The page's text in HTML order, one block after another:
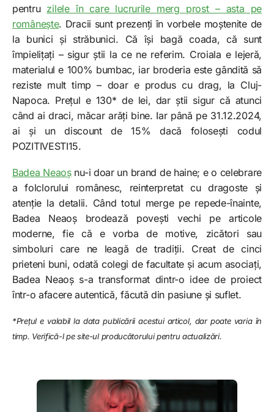
pentru zilele în care lucrurile merg prost – asta pe
românește. Dracii sunt prezenți în vorbele moștenite de
la bunici și străbunici. Că își bagă coada, că sunt
împielițați – sigur știi la ce ne referim. Croiala e lejeră,
materialul e 100% bumbac, iar broderia este gândită să
reziste mult timp – doar e produs cu drag, la Cluj-
Napoca. Prețul e 130* de lei, dar știi sigur că atunci
când ai draci, măcar arăți bine. Iar până pe 31.12.2024,
ai și un discount de 15% dacă folosești codul
POZITIVESTI15.
Badea Neaoșnu-i doar un brand de haine; e o celebrare
a folclorului românesc, reinterpretat cu dragoste și
atenție la detalii. Când totul merge pe repede-înainte,
Badea Neaoș brodează povești vechi pe articole
moderne, fie că e vorba de motive, zicători sau
simboluri care ne leagă de tradiții. Creat de cinci
prieteni buni, odată colegi de facultate și acum asociați,
Badea Neaoș s-a transformat dintr-o idee de proiect
într-o afacere autentică, făcută din pasiune și suflet.
*Prețul e valabil la data publicării acestui articol, dar poate varia în
timp. Verifică-l pe site-ul producătorului pentru actualizări.